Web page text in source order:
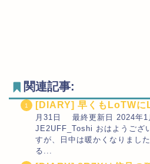
関連記事:
[DIARY] 早くもLoTWに
月31日 最終更新日 2024年1
JE2UFF_Toshi おはようござ
すが、日中は暖かくなりまし
る...